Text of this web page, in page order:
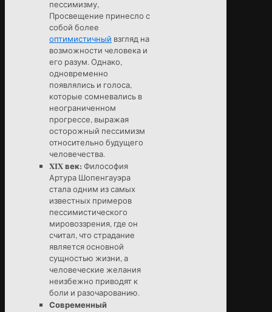
пессимизму,
Просвещение принесло с
собой более
оптимистичный взгляд на
возможности человека и
его разум. Однако,
одновременно
появлялись и голоса,
которые сомневались в
неограниченном
прогрессе, выражая
осторожный пессимизм
относительно будущего
человечества.
XIX век: Философия
Артура Шопенгауэра
стала одним из самых
известных примеров
пессимистического
мировоззрения, где он
считал, что страдание
является основной
сущностью жизни, а
человеческие желания
неизбежно приводят к
боли и разочарованию.
Современный